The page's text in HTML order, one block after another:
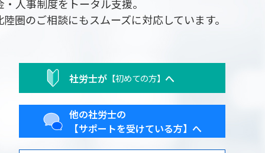
人事制度をトータル支援。
圏のご相談にもスムーズに対応しています。
社労士が【初めての方】 へ
他の社労士の
【サポートを受けている方】へ